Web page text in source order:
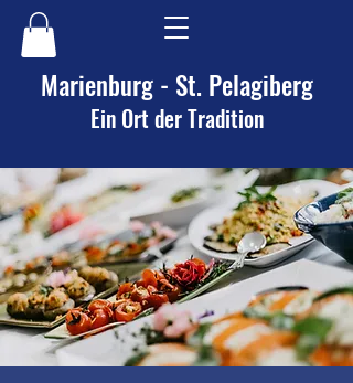
Marienburg - St. Pelagiberg
Ein Ort der Tradition